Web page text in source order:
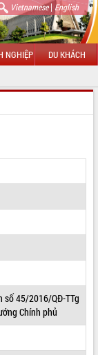
Vietnamese| English
NGHIỆP DU KHÁCH
số 45/2016/QĐ-TTg
Chính phủ